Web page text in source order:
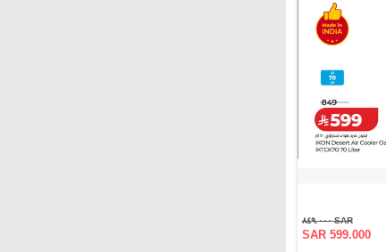
SAR ٨٤٩.٠٠٠
SAR 599.000